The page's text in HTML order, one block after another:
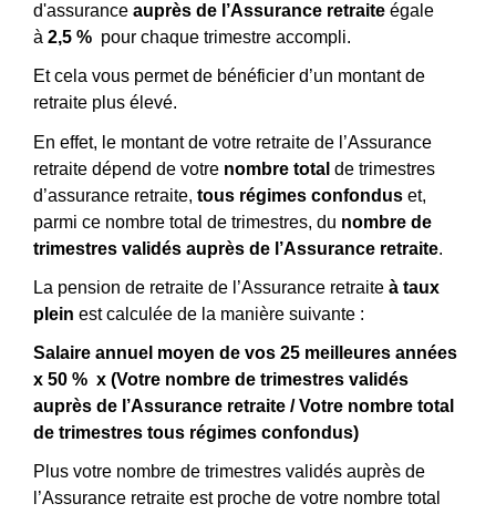
d'assurance auprès de l’Assurance retraite égale
à 2,5 % pour chaque trimestre accompli.
Et cela vous permet de bénéficier d’un montant de
retraite plus élevé.
En effet, le montant de votre retraite de l’Assurance
retraite dépend de votre nombre total de trimestres
d’assurance retraite, tous régimes confondus et,
parmi ce nombre total de trimestres, du nombre de
trimestres validés auprès de l’Assurance retraite.
La pension de retraite de l’Assurance retraite à taux
plein est calculée de la manière suivante :
Salaire annuel moyen de vos 25 meilleures années
x 50 % x (Votre nombre de trimestres validés
auprès de l’Assurance retraite / Votre nombre total
de trimestres tous régimes confondus)
Plus votre nombre de trimestres validés auprès de
l’Assurance retraite est proche de votre nombre total